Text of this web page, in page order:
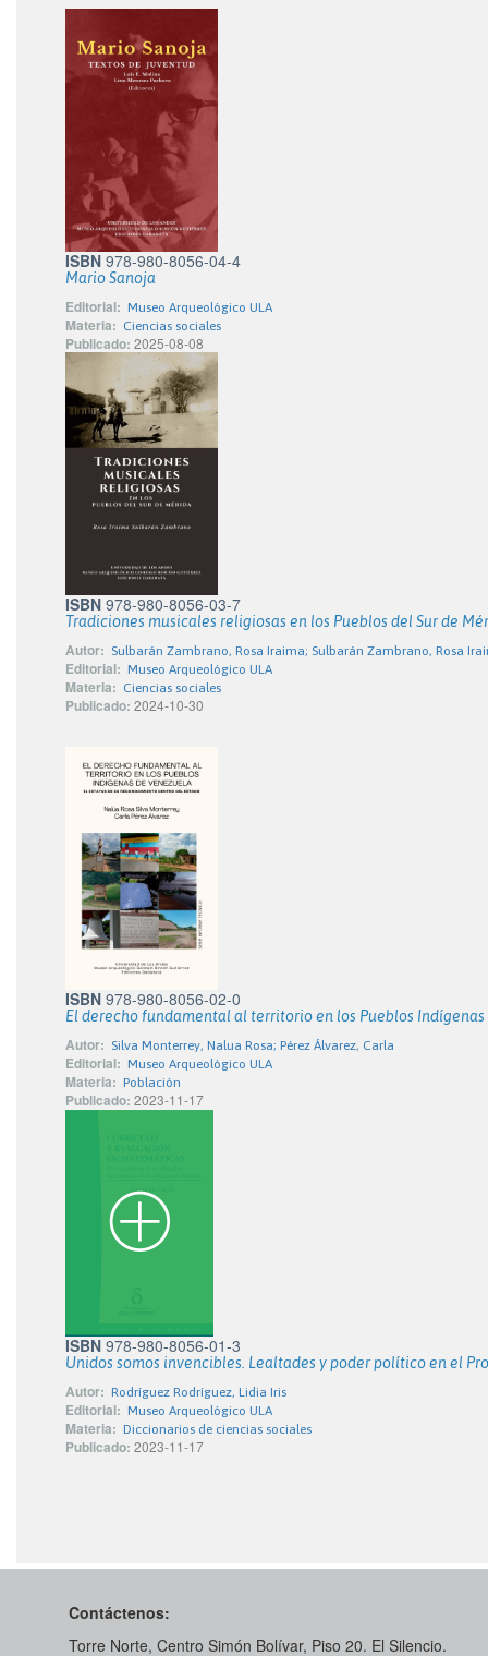
ISBN 978-980-8056-04-4
Mario Sanoja
Editorial: Museo Arqueológico ULA
Materia: Ciencias sociales
Publicado: 2025-08-08
ISBN 978-980-8056-03-7
Tradiciones musicales religiosas en los Pueblos del Sur de
Autor: Sulbarán Zambrano, Rosa Iraima; Sulbarán Zambrano, Rosa
Editorial: Museo Arqueológico ULA
Materia: Ciencias sociales
Publicado: 2024-10-30
ISBN 978-980-8056-02-0
El derecho fundamental al territorio en los Pueblos Indígenas
Autor: Silva Monterrey, Nalua Rosa; Pérez Álvarez, Carla
Editorial: Museo Arqueológico ULA
Materia: Población
Publicado: 2023-11-17
ISBN 978-980-8056-01-3
Unidos somos invencibles. Lealtades y poder político en el
Autor: Rodríguez Rodríguez, Lidia Iris
Editorial: Museo Arqueológico ULA
Materia: Diccionarios de ciencias sociales
Publicado: 2023-11-17
Contáctenos:
Torre Norte, Centro Simón Bolívar, Piso 20. El Silencio.